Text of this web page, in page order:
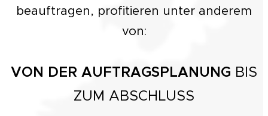
beauftragen, profitieren unter anderem
von:
VON DER AUFTRAGSPLANUNG BIS
ZUM ABSCHLUSS